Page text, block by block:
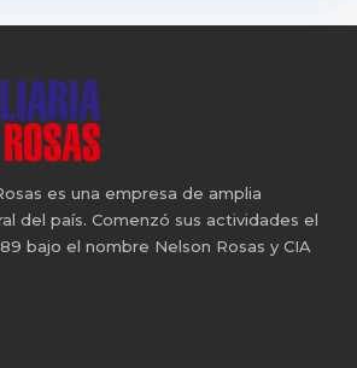
es una empresa de amplia
del país. Comenzó sus actividades el
bajo el nombre Nelson Rosas y CIA